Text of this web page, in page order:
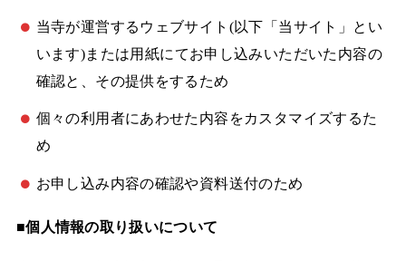
当寺が運営するウェブサイト(以下「当サイト」とい
います)または用紙にてお申し込みいただいた内容の
確認と、その提供をするため
個々の利用者にあわせた内容をカスタマイズするた
め
お申し込み内容の確認や資料送付のため
■個人情報の取り扱いについて